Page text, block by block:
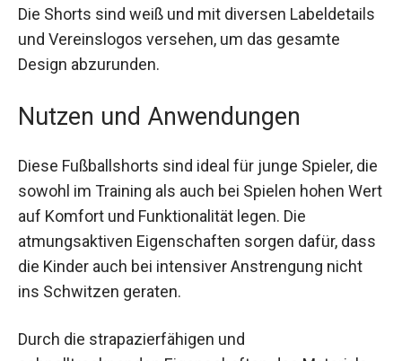
Labeldetails und Vereinslogos versehen, um das
gesamte Design abzurunden.
Nutzen und Anwendungen
die sowohl im Training als auch bei Spielen hohen
Wert auf Komfort und Funktionalität legen. Die
atmungsaktiven Eigenschaften sorgen dafür,
dass die Kinder auch bei intensiver Anstrengung
nicht ins Schwitzen geraten.
schnelltrocknenden Eigenschaften des Materials